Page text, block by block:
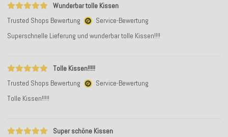
Wunderbar tolle Kissen
Trusted Shops Bewertung
Service-Bewertung
Superschnelle Lieferung und wunderbar tolle Kissen!!!!
Tolle Kissen!!!!!
Trusted Shops Bewertung
Service-Bewertung
Tolle Kissen!!!!!
Super schöne Kissen